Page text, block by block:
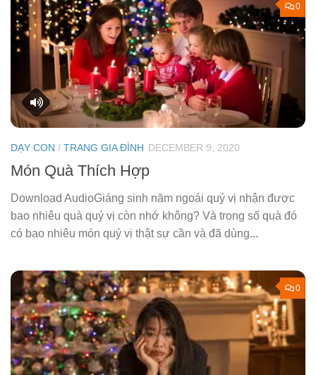
0
DẠY CON / TRANG GIA ĐÌNH DECEMBER 9, 2020
Món Quà Thích Hợp
Download AudioGiáng sinh năm ngoái quý vị nhận được
bao nhiêu quà quý vị còn nhớ không? Và trong số quà đó
có bao nhiêu món quý vị thật sự cần và đã dùng...
0